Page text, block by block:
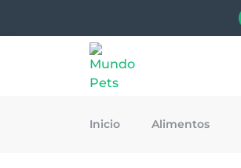
Inicio Alimentos